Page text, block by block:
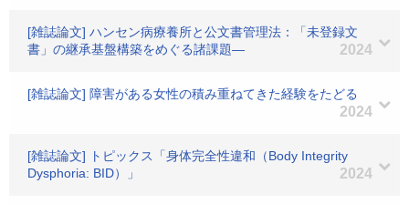
[雑誌論文] ハンセン病療養所と公文書管理法：「未登録文
書」の継承基盤構築をめぐる諸課題―
2024
[雑誌論文] 障害がある女性の積み重ねてきた経験をたどる
2024
[雑誌論文] トピックス「身体完全性違和（Body Integrity
Dysphoria: BID）」
2024